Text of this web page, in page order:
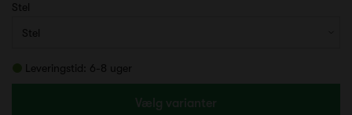
Stel
Leveringstid: 6-8 uger
Vælg varianter